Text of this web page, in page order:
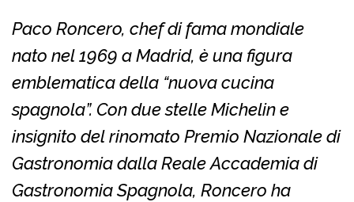
Paco Roncero, chef di fama mondiale
nato nel 1969 a Madrid, è una figura
emblematica della “nuova cucina
spagnola”. Con due stelle Michelin e
insignito del rinomato Premio Nazionale di
Gastronomia dalla Reale Accademia di
Gastronomia Spagnola, Roncero ha